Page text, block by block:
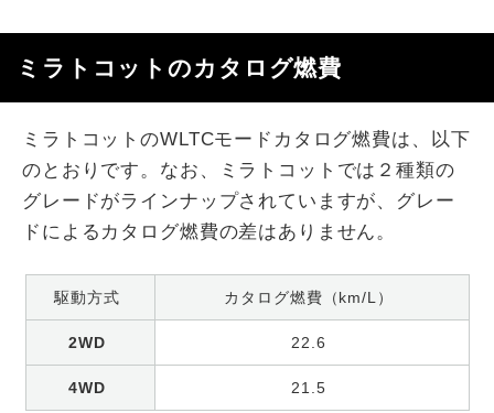
ミラトコットのカタログ燃費
ミラトコットのWLTCモードカタログ燃費は、以下
のとおりです。なお、ミラトコットでは２種類の
グレードがラインナップされていますが、グレー
ドによるカタログ燃費の差はありません。
駆動方式 カタログ燃費（km/L）
2WD 22.6
4WD 21.5